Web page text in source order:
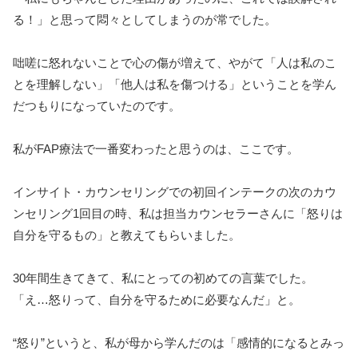
る！」と思って悶々としてしまうのが常でした。
咄嗟に怒れないことで心の傷が増えて、やがて「人は私のこ
とを理解しない」「他人は私を傷つける」ということを学ん
だつもりになっていたのです。
私がFAP療法で一番変わったと思うのは、ここです。
インサイト・カウンセリングでの初回インテークの次のカウ
ンセリング1回目の時、私は担当カウンセラーさんに「怒りは
自分を守るもの」と教えてもらいました。
30年間生きてきて、私にとっての初めての言葉でした。
「え…怒りって、自分を守るために必要なんだ」と。
“怒り”というと、私が母から学んだのは「感情的になるとみっ